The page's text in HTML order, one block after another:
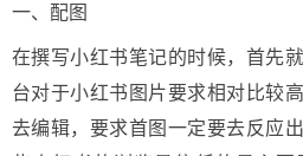
一、配图
在撰写小红书笔记的时候，首先
台对于小红书图片要求相对比较
去编辑，要求首图一定要去反应